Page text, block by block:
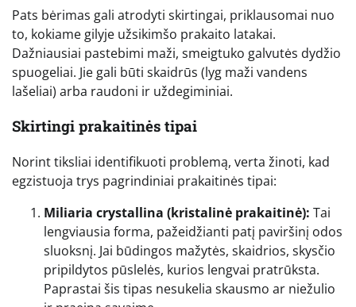
Pats bėrimas gali atrodyti skirtingai, priklausomai nuo
to, kokiame gilyje užsikimšo prakaito latakai.
Dažniausiai pastebimi maži, smeigtuko galvutės dydžio
spuogeliai. Jie gali būti skaidrūs (lyg maži vandens
lašeliai) arba raudoni ir uždegiminiai.
Skirtingi prakaitinės tipai
Norint tiksliai identifikuoti problemą, verta žinoti, kad
egzistuoja trys pagrindiniai prakaitinės tipai:
Miliaria crystallina (kristalinė prakaitinė): Tai
lengviausia forma, pažeidžianti patį paviršinį odos
sluoksnį. Jai būdingos mažytės, skaidrios, skysčio
pripildytos pūslelės, kurios lengvai pratrūksta.
Paprastai šis tipas nesukelia skausmo ar niežulio